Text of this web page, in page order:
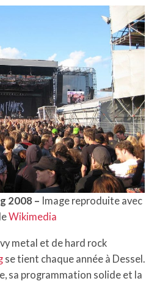
2008 – Image reproduite avec
Wikimedia
metal et de hard rock
se tient chaque année à Dessel.
sa programmation solide et la